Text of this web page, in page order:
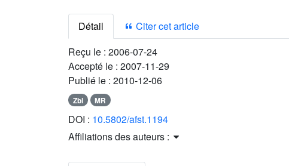
Détail
Citer cet article
Reçu le : 2006-07-24
Accepté le : 2007-11-29
Publié le : 2010-12-06
Zbl MR
DOI : 10.5802/afst.1194
Affiliations des auteurs :